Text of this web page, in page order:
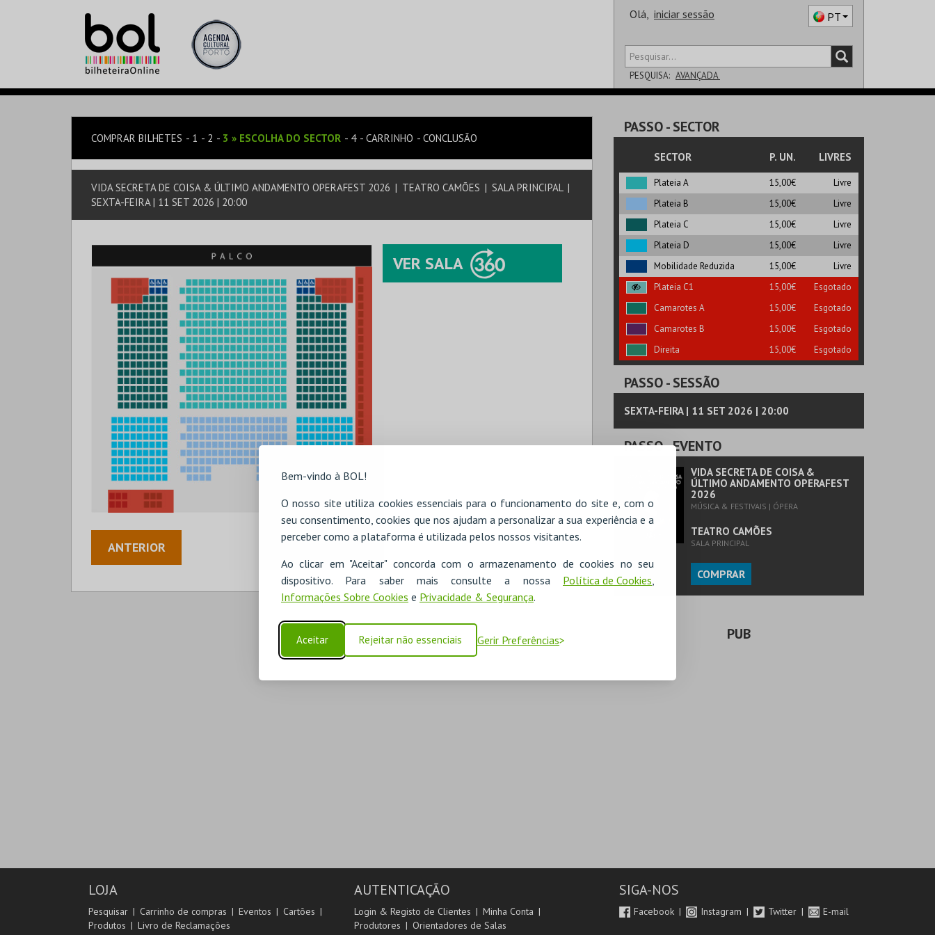
Bem-vindo à BOL!
O nosso site utiliza cookies essenciais para o funcionamento do site e, com o
seu consentimento, cookies que nos ajudam a personalizar a sua experiência e a
perceber como a plataforma é utilizada pelos nossos visitantes.
Ao clicar em "Aceitar" concorda com o armazenamento de cookies no seu
dispositivo. Para saber mais consulte a nossa Política de Cookies,
Informações Sobre Cookies e Privacidade & Segurança.
Aceitar Rejeitar não essenciais Gerir Preferências
Olá, iniciar sessão PT
PESQUISA: AVANÇADA
COMPRAR BILHETES 1 2 3 » ESCOLHA DO SECTOR 4 CARRINHO CONCLUSÃO
VIDA SECRETA DE COISA & ÚLTIMO ANDAMENTO OPERAFEST 2026 | TEATRO CAMÕES | SALA PRINCIPAL |
SEXTA-FEIRA | 11 SET 2026 | 20:00
VER SALA
ANTERIOR
PASSO- SECTOR
SECTOR P. UN. LIVRES
Plateia A 15,00€
Livre
Plateia B
15,00€
Livre
Plateia C
15,00€
Livre
Plateia D
15,00€
Livre
Mobilidade Reduzida
15,00€
Livre
Plateia C1
15,00€
Esgotado
Camarotes A
15,00€
Esgotado
Camarotes B
15,00€
Esgotado
Direita
15,00€ Esgotado
PASSO- SESSÃO
SEXTA-FEIRA | 11 SET 2026 | 20:00
PASSO- EVENTO
VIDA SECRETA DE COISA &
ÚLTIMO ANDAMENTO OPERAFEST
2026
MÚSICA & FESTIVAIS | ÓPERA
TEATRO CAMÕES
SALA PRINCIPAL
COMPRAR
PUB
LOJA
Pesquisar Carrinho de compras Eventos
Cartões
Produtos
Livro de Reclamações
AUTENTICAÇÃO
Login & Registo de Clientes
Minha Conta
Produtores
Orientadores de Salas
SIGA-NOS
Facebook Instagram Twitter E-mail